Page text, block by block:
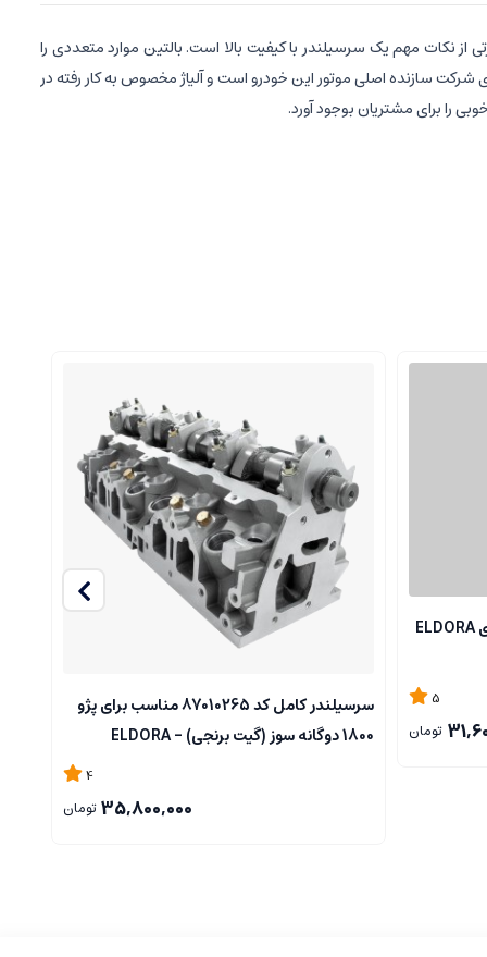
از نکات مهم یک سرسیلندر با کیفیت بالا است. بالتین موارد متعددی را
سازنده اصلی موتور این خودرو است و آلیاژ مخصوص به کار رفته در
سرسیلندر کد 87040252 مناسب برای ELDORA
5
تومان
سرسیلندر کامل کد 87010265 مناسب برای پژو
1800 دوگانه سوز (گیت برنجی) - ELDORA
4
35,800,000 تومان